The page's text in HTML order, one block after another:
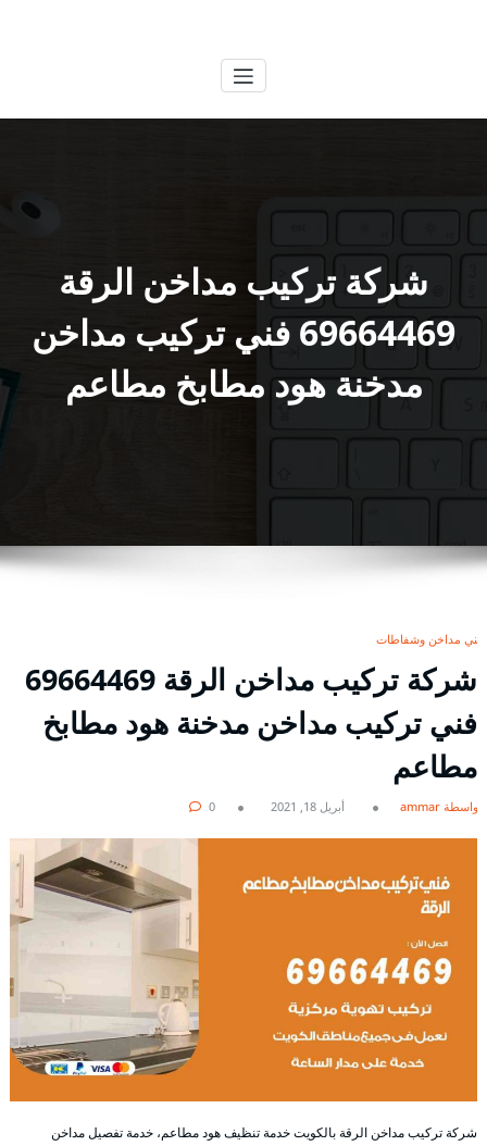
شركة تركيب مداخن الرقة
69664469 فني تركيب مداخن
مدخنة هود مطابخ مطاعم
فني مداخن وشفاطات
شركة تركيب مداخن الرقة 69664469
فني تركيب مداخن مدخنة هود مطابخ
مطاعم
بواسطة ammar أبريل 18, 2021 0
شركة تركيب مداخن الرقة بالكويت خدمة تنظيف هود مطاعم، خدمة تفصيل مداخن